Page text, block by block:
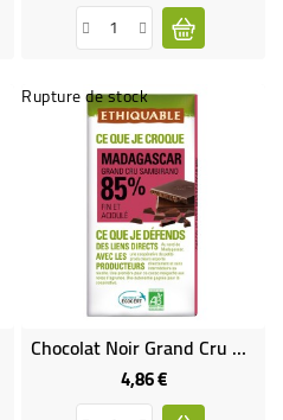
Rupture de stock
Chocolat Noir Grand Cru Sambirano 85% De Madagascar Bio & Équitable
4,86 €Prix